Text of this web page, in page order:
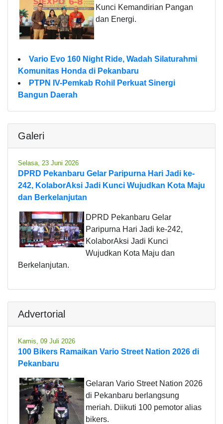
Kunci Kemandirian Pangan
dan Energi.
Vario Evo 160 Night Ride, Wadah Silaturahmi
Komunitas Honda di Pekanbaru
PTPN IV-Pemkab Rohil Perkuat Sinergi
Bangun Daerah
Galeri
Selasa, 23 Juni 2026
DPRD Pekanbaru Gelar Paripurna Hari Jadi ke-
242, KolaborAksi Jadi Kunci Wujudkan Kota Maju
dan Berkelanjutan
DPRD Pekanbaru Gelar
Paripurna Hari Jadi ke-242,
KolaborAksi Jadi Kunci
Wujudkan Kota Maju dan
Berkelanjutan.
Advertorial
Kamis, 09 Juli 2026
100 Bikers Ramaikan Vario Street Nation 2026 di
Pekanbaru
Gelaran Vario Street Nation 2026
di Pekanbaru berlangsung
meriah. Diikuti 100 pemotor alias
bikers.